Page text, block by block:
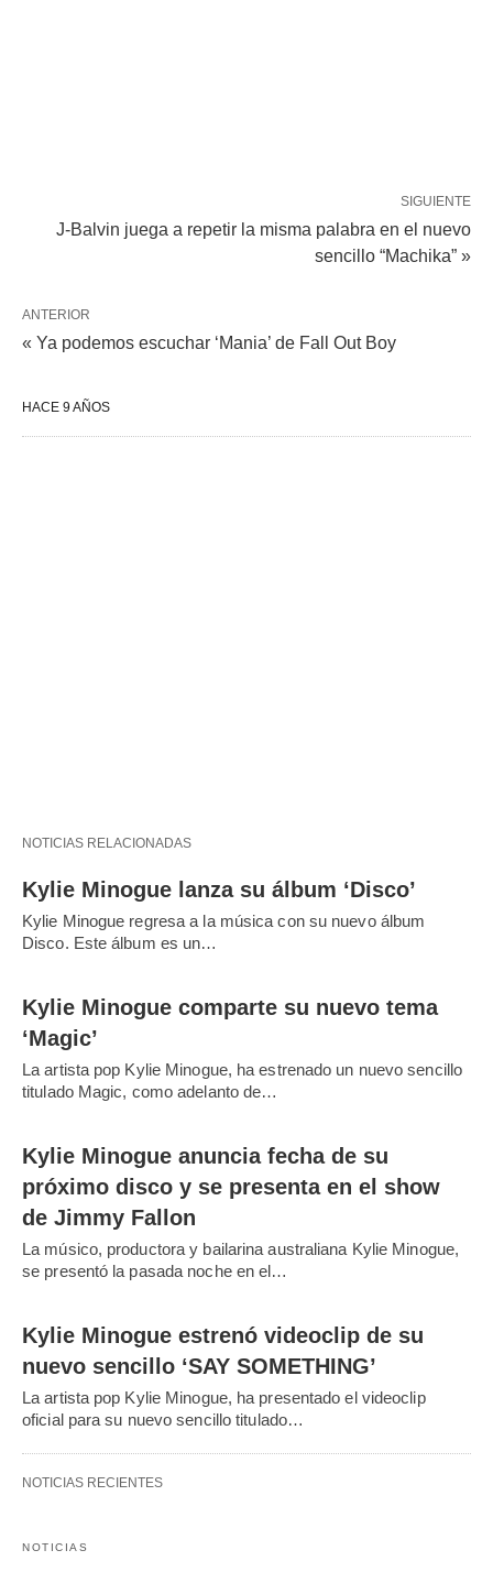
SIGUIENTE
J-Balvin juega a repetir la misma palabra en el nuevo
sencillo “Machika” »
ANTERIOR
« Ya podemos escuchar ‘Mania’ de Fall Out Boy
HACE 9 AÑOS
NOTICIAS RELACIONADAS
Kylie Minogue lanza su álbum ‘Disco’
Kylie Minogue regresa a la música con su nuevo álbum
Disco. Este álbum es un…
Kylie Minogue comparte su nuevo tema
‘Magic’
La artista pop Kylie Minogue, ha estrenado un nuevo sencillo
titulado Magic, como adelanto de…
Kylie Minogue anuncia fecha de su
próximo disco y se presenta en el show
de Jimmy Fallon
La músico, productora y bailarina australiana Kylie Minogue,
se presentó la pasada noche en el…
Kylie Minogue estrenó videoclip de su
nuevo sencillo ‘SAY SOMETHING’
La artista pop Kylie Minogue, ha presentado el videoclip
oficial para su nuevo sencillo titulado…
NOTICIAS RECIENTES
NOTICIAS